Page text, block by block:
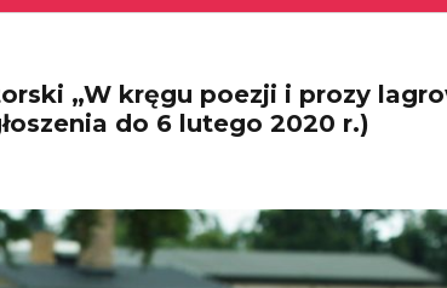
„W kręgu poezji i prozy
do 6 lutego 2020 r.)